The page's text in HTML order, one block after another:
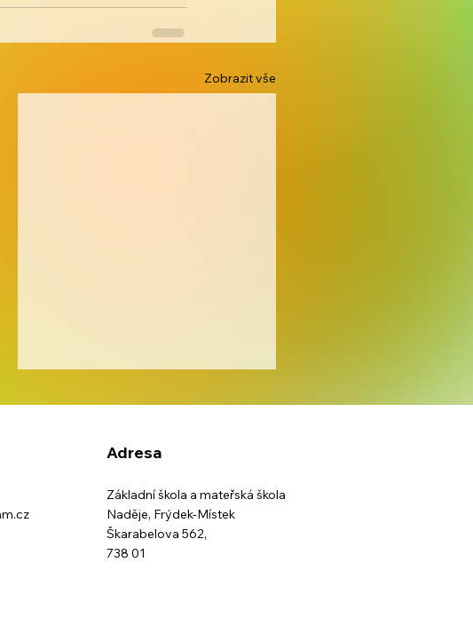
Zobrazit vše
Barvy, fantazie a prožitek
Adresa
Základní škola a mateřská škola
Naděje, Frýdek-Místek
Škarabelova 562,
738 01